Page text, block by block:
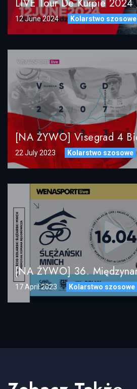
12 June 2024 Kolarstwo szosowe
22 July 2023 Kolarstwo szosowe
17 April 2023 Kolarstwo szosowe